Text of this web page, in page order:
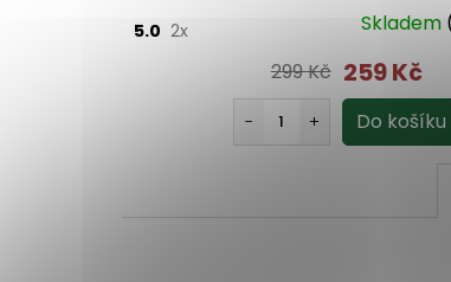
5.0 2x Skladem
299 Kč 259 Kč